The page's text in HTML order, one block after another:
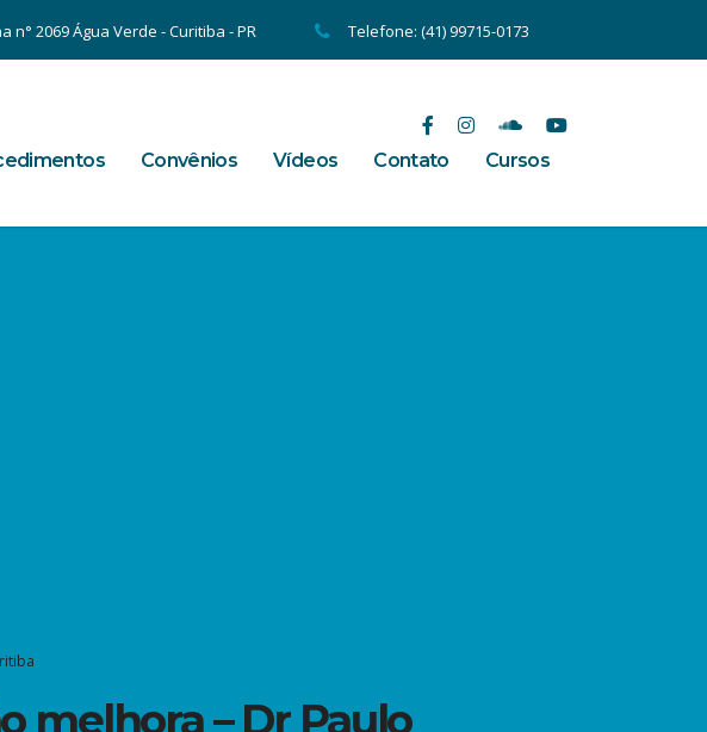
n° 2069 Água Verde - Curitiba - PR Telefone: (41) 99715-0173
Convênios Vídeos Contato Cursos
melhora – Dr Paulo